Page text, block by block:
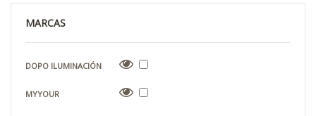
MARCAS
DOPO ILUMINACIÓN
MYYOUR